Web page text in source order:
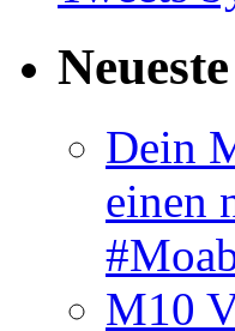
Dein
einen
M10